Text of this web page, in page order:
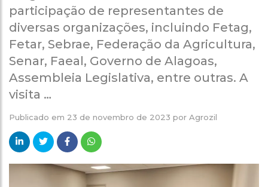
participação de representantes de
diversas organizações, incluindo Fetag,
Fetar, Sebrae, Federação da Agricultura,
Senar, Faeal, Governo de Alagoas,
Assembleia Legislativa, entre outras. A
visita …
Publicado em 23 de novembro de 2023 por Agrozil